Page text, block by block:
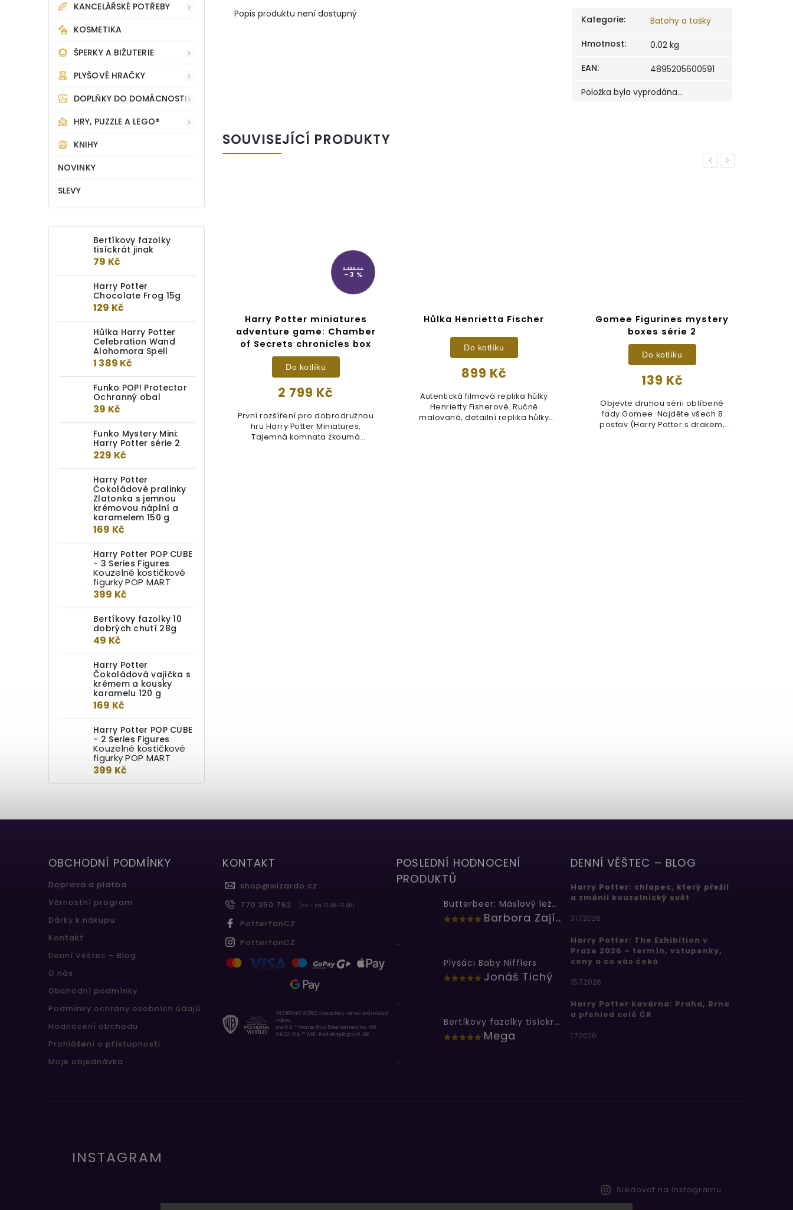
KANCELÁŘSKÉ POTŘEBY
KOSMETIKA
ŠPERKY A BIŽUTERIE
PLYŠOVÉ HRAČKY
DOPLŇKY DO DOMÁCNOSTI
HRY, PUZZLE A LEGO®
KNIHY
NOVINKY
SLEVY
Bertíkovy fazolky
tisíckrát jinak
79 Kč
Harry Potter
Chocolate Frog 15g
129 Kč
Hůlka Harry Potter
Celebration Wand
Alohomora Spell
1 389 Kč
Funko POP! Protector
Ochranný obal
39 Kč
Funko Mystery Mini:
Harry Potter série 2
229 Kč
Harry Potter
Čokoládové pralinky
Zlatonka s jemnou
krémovou náplní a
karamelem 150 g
169 Kč
Harry Potter POP CUBE
- 3 Series Figures
Kouzelné kostičkové
figurky POP MART
399 Kč
Bertíkovy fazolky 10
dobrých chutí 28g
49 Kč
Harry Potter
Čokoládová vajíčka s
krémem a kousky
karamelu 120 g
169 Kč
Harry Potter POP CUBE
- 2 Series Figures
Kouzelné kostičkové
figurky POP MART
399 Kč
Popis produktu není dostupný Kategorie:
Batohy a tašky
Hmotnost:
0.02 kg
EAN:
4895205600591
Položka byla vyprodána…
SOUVISEJÍCÍ PRODUKTY
Previous
TIP
–8 %
Fantastická zvířata: Kufr
Mloka Scamandera se
zvukem
229 Kč
Detail
Tato krabička obsahuje
zmenšenou repliku Mlokova kufru.
Při otevření se začnou z kufru...
2 899 Kč
–3 %
Harry Potter miniatures
adventure game: Chamber
of Secrets chronicles box
2 799 Kč
Do kotlíku
První rozšíření pro dobrodružnou
hru Harry Potter Miniatures,
Tajemná komnata zkoumá
Hůlka Henrietta Fischer
899 Kč
Do kotlíku
Autentická filmová replika hůlky
Henrietty Fisherové. Ručně
malovaná, detailní replika hůlky
Gomee Figurines mystery
boxes série 2
139 Kč
Do kotlíku
Objevte druhou sérii oblíbené
řady Gomee. Najděte všech 8
postav (Harry Potter s drakem,
Next
OBCHODNÍ PODMÍNKY
Doprava a platba
Věrnostní program
Dárky k nákupu
Kontakt
Denní Věštec – Blog
O nás
Obchodní podmínky
Podmínky ochrany osobních údajů
Hodnocení obchodu
Prohlášení o přístupnosti
Moje objednávka
KONTAKT
shop@wizardo.cz
770 350 762
(Po - Pá 10.00-16.00)
PotterfanCZ
PotterfanCZ
WIZARDING WORLD characters, names and related
indicia
are © & ™ Warner Bros. Entertainment Inc. WB
SHIELD: © & ™ WBEI. Publishing Rights © JKR.
POSLEDNÍ HODNOCENÍ
PRODUKTŮ
Butterbeer: Máslový ležák
Barbora Zajícová
...
Plyšáci Baby Nifflers
Jonáš Tichý
...
Bertíkovy fazolky tisíckrát jinak
Mega
...
DENNÍ VĚŠTEC – BLOG
Harry Potter: chlapec, který přežil
a změnil kouzelnický svět
31.7.2026
Harry Potter: The Exhibition v
Praze 2026 – termín, vstupenky,
ceny a co vás čeká
15.7.2026
Harry Potter kavárna: Praha, Brno
a přehled celé ČR
1.7.2026
INSTAGRAM
Sledovat na Instagramu